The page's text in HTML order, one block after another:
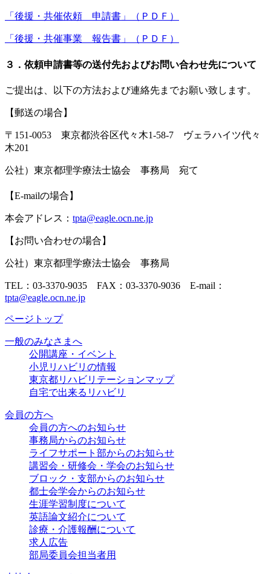
「後援・共催依頼 申請書」（ＰＤＦ）
「後援・共催事業 報告書」（ＰＤＦ）
３．依頼申請書等の送付先およびお問い合わせ先について
ご提出は、以下の方法および連絡先までお願い致します。
【郵送の場合】
〒151-0053 東京都渋谷区代々木1-58-7 ヴェラハイツ代々
木201
公社）東京都理学療法士協会 事務局 宛て
【E-mailの場合】
本会アドレス： tpta@eagle.ocn.ne.jp
【お問い合わせの場合】
公社）東京都理学療法士協会 事務局
TEL：03-3370-9035 FAX：03-3370-9036 E-mail：
tpta@eagle.ocn.ne.jp
ページトップ
一般のみなさまへ
公開講座・イベント
小児リハビリの情報
東京都リハビリテーションマップ
自宅で出来るリハビリ
会員の方へ
会員の方へのお知らせ
事務局からのお知らせ
ライフサポート部からのお知らせ
講習会・研修会・学会のお知らせ
ブロック・支部からのお知らせ
都士会学会からのお知らせ
生涯学習制度について
英語論文紹介について
診療・介護報酬について
求人広告
部局委員会担当者用